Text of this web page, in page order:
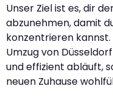
Unser Ziel ist es, dir
abzunehmen, damit
konzentrieren
Umzug von
und effizient abläuft,
neuen Zuhause